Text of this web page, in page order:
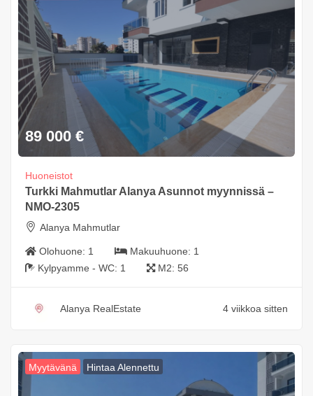
89 000 €
Huoneistot
Turkki Mahmutlar Alanya Asunnot myynnissä –
NMO-2305
Alanya Mahmutlar
Olohuone: 1 Makuuhuone: 1
Kylpyamme - WC: 1 M2: 56
Alanya RealEstate 4 viikkoa sitten
Myytävänä Hintaa Alennettu